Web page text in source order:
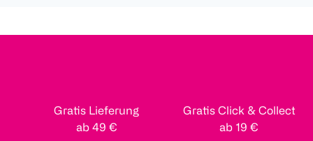
Gratis Lieferung
ab 49 €
Gratis Click & Collect
ab 19 €